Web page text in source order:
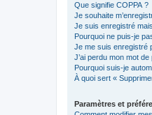
Que signifie COPPA ?
Je souhaite
Je suis enregistré
Pourquoi ne puis-je
Je me suis enregistré
J’ai perdu mon mot de
Pourquoi suis-je
À quoi sert «
Paramètres et